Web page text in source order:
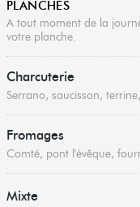
PLANCHES
A tout moment de la
votre planche.
Charcuterie
Serrano, saucisson,
Fromages
Comté, pont l'évêque,
Mixte